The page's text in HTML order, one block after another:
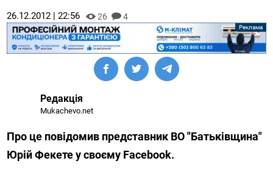
26.12.2012 | 22:56 26 4
Редакція
Mukachevo.net
Про це повідомив представник ВО "Батьківщина"
Юрій Фекете у своєму Facebook.